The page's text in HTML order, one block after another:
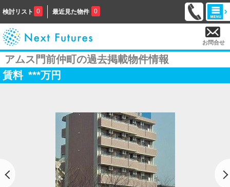
検討リスト 0 最近見た物件 0
お問合せ
アムス門前仲町の過去掲載物件情報
賃料 ***万円